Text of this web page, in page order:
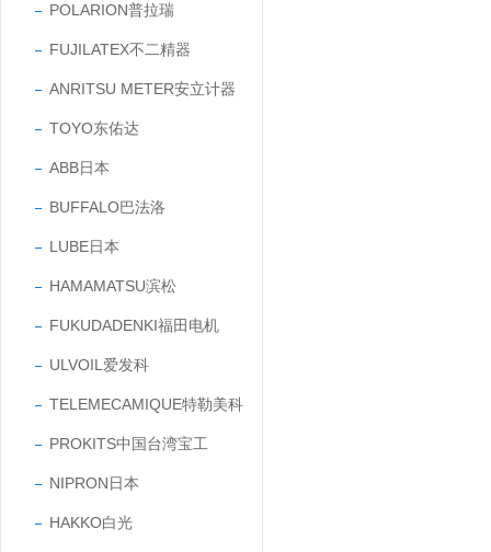
POLARION普拉瑞
FUJILATEX不二精器
ANRITSU METER安立计器
TOYO东佑达
ABB日本
BUFFALO巴法洛
LUBE日本
HAMAMATSU滨松
FUKUDADENKI福田电机
ULVOIL爱发科
TELEMECAMIQUE特勒美科
PROKITS中国台湾宝工
NIPRON日本
HAKKO白光